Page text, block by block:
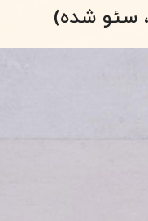
سئو شده)